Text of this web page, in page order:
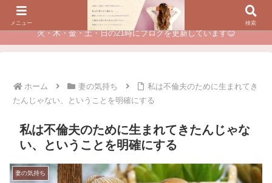
夫に不倫されたつらい経験が、あなたのチャンスに変わるカウンセリング
火・木・金・土・日の21時にブログを更新しています😊
ホーム 妻の気持ち
私は不倫夫のために生まれてき
たんじゃない、ということを明確にする
私は不倫夫のために生まれてきたんじゃな
い、ということを明確にする
妻の気持ち
メニュー 検索